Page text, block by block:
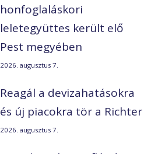
honfoglaláskori
leletegyüttes került elő
Pest megyében
2026. augusztus 7.
Reagál a devizahatásokra
és új piacokra tör a Richter
2026. augusztus 7.